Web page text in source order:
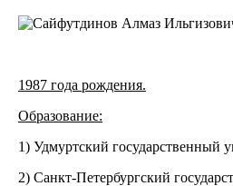
1987 года рождения.
Образование:
1) Удмуртский государственный
2) Санкт-Петербургский